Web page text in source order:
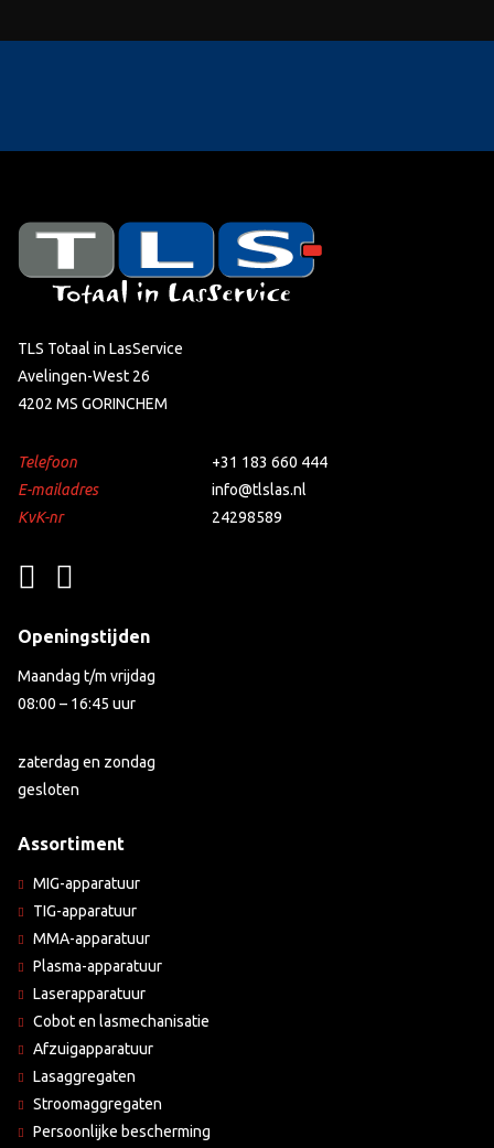
TLS Totaal in LasService
Avelingen-West 26
4202 MS GORINCHEM
Telefoon
+31 183 660 444
E-mailadres
info@tlslas.nl
KvK-nr
24298589
Openingstijden
Maandag t/m vrijdag
08:00 – 16:45 uur
zaterdag en zondag
gesloten
Assortiment
MIG-apparatuur
TIG-apparatuur
MMA-apparatuur
Plasma-apparatuur
Laserapparatuur
Cobot en lasmechanisatie
Afzuigapparatuur
Lasaggregaten
Stroomaggregaten
Persoonlijke bescherming